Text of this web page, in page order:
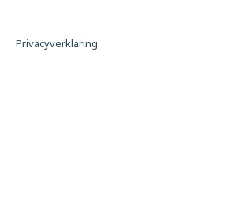
Privacyverklaring